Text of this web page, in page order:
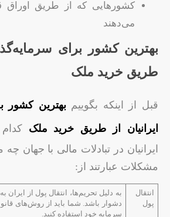
کشورهایی که از طریق اوراق
می‌دهند
بهترین کشور برای
طریق خرید ملک
قبل از اینکه بگوییمبهترین کشور
ایرانیان
از طریق خرید ملک
ایرانیان در تبادلات مالی با جهان
مشکلات عبارتند از:
انتقال
پول
به دلیل تحریم‌ها، انتقال پول از
دشوار باشد. شما باید از روش‌های
سرمایه خود استفاده کنید.